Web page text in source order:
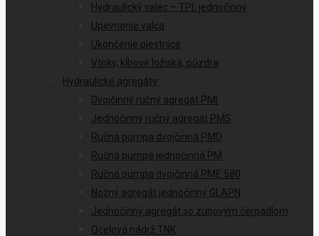
Hydraulický valec – TPL jednočinný
Upevnenie valca
Ukončenie piestnice
Vtoky, kĺbové ložiská, púzdra
Hydraulické agregáty
Dvojčinný ručný agregát PMI
Jednočinný ručný agregát PMS
Ručná pumpa dvojčinná PMD
Ručná pumpa jednočinná PM
Ručná pumpa dvojčinná PME 580
Nožný agregát jednočinný GLAPN
Jednočinný agregát so zubovým čerpadlom
Ocelová nádrž TNK